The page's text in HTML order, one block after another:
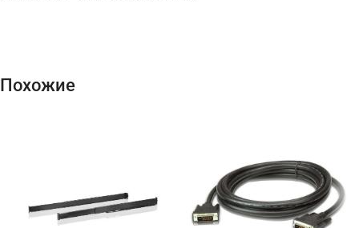
Похожие